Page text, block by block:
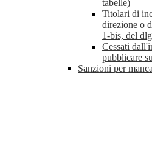
tabelle)
Titolari di
direzione o
1-bis, del
Cessati
pubblicare
Sanzioni per